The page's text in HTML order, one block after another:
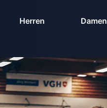
Herren Damen